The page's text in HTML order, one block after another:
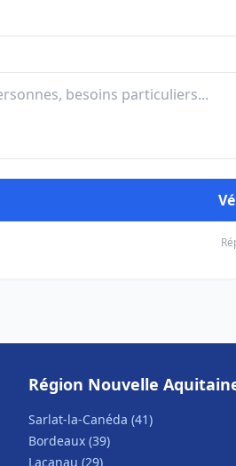
Région Nouvelle
Sarlat-la-Canéda (41)
Bordeaux (39)
Lacanau (29)